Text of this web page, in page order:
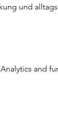
und
and